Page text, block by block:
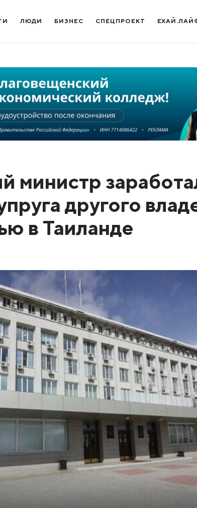
ЛЮДИ БИЗНЕС СПЕЦПРОЕКТ
министр
другого
в Таиланде